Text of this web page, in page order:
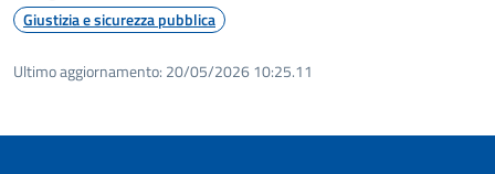
Giustizia e sicurezza pubblica
Ultimo aggiornamento: 20/05/2026 10:25.11